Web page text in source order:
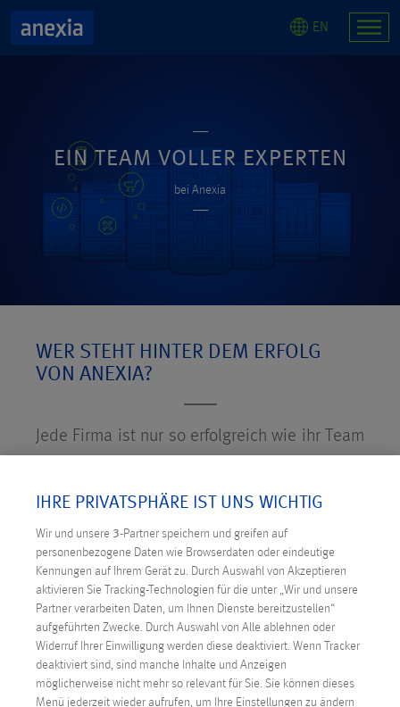
EN
EIN TEAM VOLLER EXPERTEN
bei Anexia
WER STEHT HINTER DEM ERFOLG
VON ANEXIA?
Jede Firma ist nur so erfolgreich wie ihr Team
um Anexia besteht aktuell aus mehr als 60
tragen tagtäglich zu unserem Erfolg bei und
sind ein wichtiger Bestandteil unseres hohen
Niveaus bei Kundenzufriedenheit und -
bindung.
IHRE PRIVATSPHÄRE IST UNS WICHTIG
Wir und unsere 3-Partner speichern und greifen auf
personenbezogene Daten wie Browserdaten oder eindeutige
Kennungen auf Ihrem Gerät zu. Durch Auswahl von Akzeptieren
aktivieren Sie Tracking-Technologien für die unter „Wir und unsere
Partner verarbeiten Daten, um Ihnen Dienste bereitzustellen“
aufgeführten Zwecke. Durch Auswahl von Alle ablehnen oder
Widerruf Ihrer Einwilligung werden diese deaktiviert. Wenn Tracker
deaktiviert sind, sind manche Inhalte und Anzeigen
möglicherweise nicht mehr so relevant für Sie. Sie können dieses
Menü jederzeit wieder aufrufen, um Ihre Einstellungen zu ändern